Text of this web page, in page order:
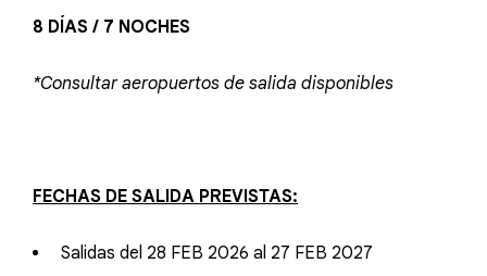
8 DÍAS / 7 NOCHES
*Consultar aeropuertos de salida disponibles
FECHAS DE SALIDA PREVISTAS:
Salidas del 28 FEB 2026 al 27 FEB 2027